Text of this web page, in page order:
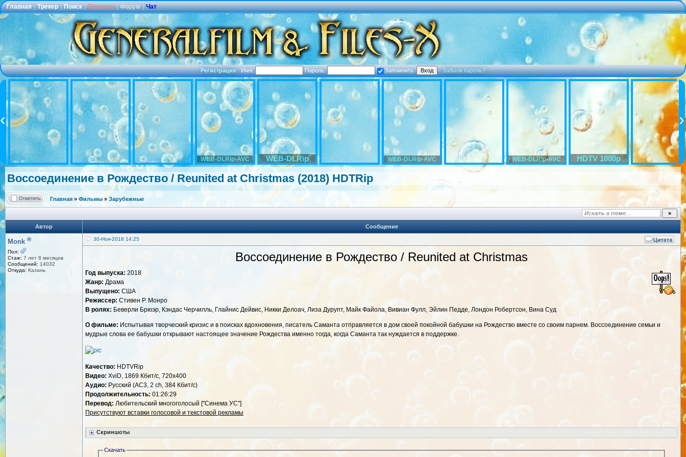
Главная | Трекер | Поиск | Правила | Форум | Чат
Регистрация·Имя: Пароль: Запомнить ·Забыли пароль?
WEB-DLRip-AVC WEB-DLRip WEB-DLRip-AVC WEB-DLRip-AVC HDTV 1080p
Воссоединение в Рождество / Reunited at Christmas (2018) HDTRip
Главная » Фильмы » Зарубежные
Автор Сообщение
Monk ®
Пол:
Стаж: 7 лет 8 месяцев
Сообщений: 14032
Откуда: Казань
30-Ноя-2018 14:25
Воссоединение в Рождество / Reunited at Christmas
Год выпуска: 2018
Жанр: Драма
Выпущено: США
Режиссер: Стивен Р. Монро
В ролях: Беверли Брюэр, Кэндас Черчилль, Глайнис Дейвис, Никки Делоач, Лиза Дурупт, Майк Файола, Вивиан Фулл, Эйлин Педде, Лондон Робертсон, Вина Суд
О фильме: Испытывая творческий кризис и в поисках вдохновения, писатель Саманта отправляется в дом своей покойной бабушки на Рождество вместе со своим парнем. Воссоединение семьи и
мудрые слова ее бабушки открывают настоящее значение Рождества именно тогда, когда Саманта так нуждается в поддержке.
Качество: HDTVRip
Видео: XviD, 1869 Кбит/с, 720x400
Аудио: Русский (AC3, 2 ch, 384 Кбит/с)
Продолжительность: 01:26:29
Перевод: Любительский многоголосый ["Синема УС"]
Присутствуют вставки голосовой и текстовой рекламы
Скриншоты
Скачать